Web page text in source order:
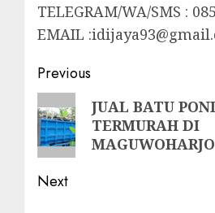
TELEGRAM/WA/SMS :
EMAIL
Post
navigation
Previous
Previous
post:
JUAL BATU
TERMURAH DI
MAGUWOHARJO
Next